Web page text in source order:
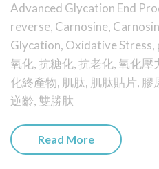
Advanced Glycation End
reverse, Carnosine,
Glycation, Oxidative Stress,
氧化,抗糖化,抗老化,氧化壓
化終產物, 肌肽, 肌肽貼片, 膠
逆齡, 雙勝肽
Read More